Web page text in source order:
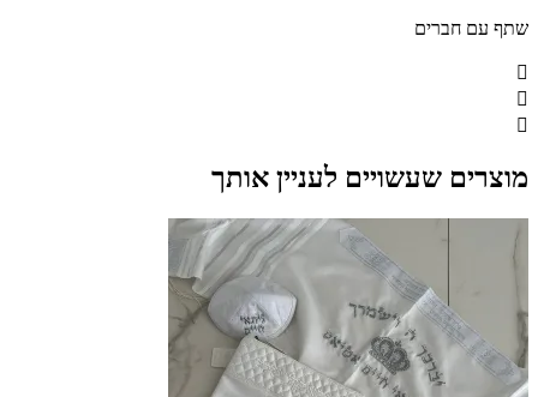
שתף עם חברים
מוצרים שעשויים לעניין אותך